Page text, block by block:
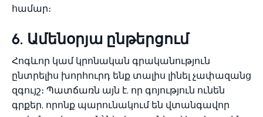
համար։
6. Ամենօրյա ընթերցում
Հոգևոր կամ կրոնական գրականություն
ընտրելիս խորհուրդ ենք տալիս լինել չափազանց
զգույշ։ Պատճառն այն է, որ գոյություն ունեն
գրքեր, որոնք պարունակում են վտանգավոր